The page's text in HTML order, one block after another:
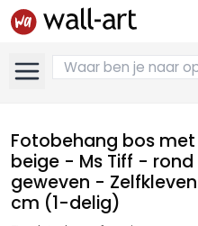
Fotobehang bos
beige - Ms Tiff -
geweven -
cm (1-delig)